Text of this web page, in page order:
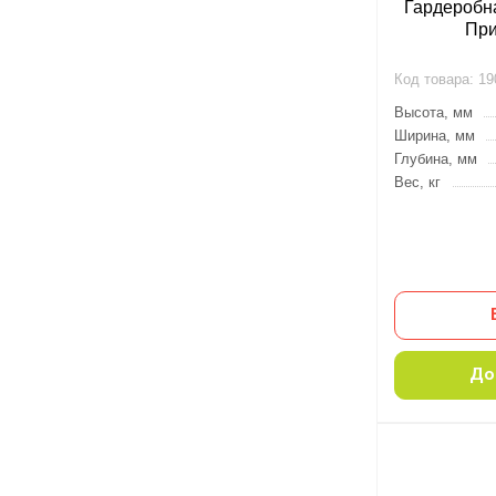
Код товара:
Высота, мм
Ширина, мм
Глубина, мм
Вес, кг